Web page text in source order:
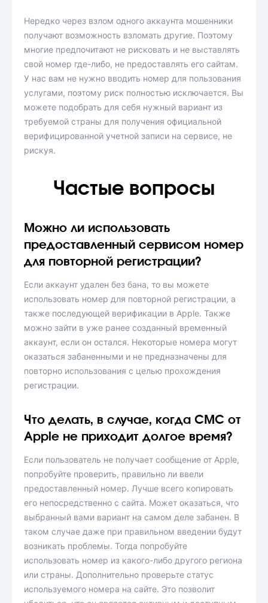
Нередко через взлом одного аккаунта мошенники
получают возможность взломать другие. Поэтому
многие предпочитают не рисковать и не выставлять
свой номер где-либо, не предоставлять его сайтам.
У нас вам не нужно вводить номер для пользования
услугами, поэтому риск полностью исключается. Вы
можете подобрать для себя нужный вариант из
требуемой страны для получения официальной
верифицированной учетной записи на сервисе, не
рискуя.
Частые вопросы
Можно ли использовать
предоставленный сервисом номер
для повторной регистрации?
Если аккаунт удален без бана, то вы можете
использовать номер для повторной регистрации, а
также последующей верификации в Apple. Также
можно зайти в уже ранее созданный временный
аккаунт, если он остался. Некоторые номера могут
оказаться забаненными и не предназначены для
повторно использования с целью прохождения
регистрации.
Что делать, в случае, когда СМС от
Apple не приходит долгое время?
Если пользователь не получает сообщение от Apple,
попробуйте проверить, правильно ли ввели
предоставленный номер. Лучше всего копировать
его непосредственно с сайта. Может оказаться, что
выбранный вами вариант на самом деле забанен. В
таком случае даже при правильном введении будут
возникать проблемы. Тогда попробуйте
использовать номер из какого-либо другого региона
или страны. Дополнительно проверьте статус
используемого номера на сайте. Это позволит